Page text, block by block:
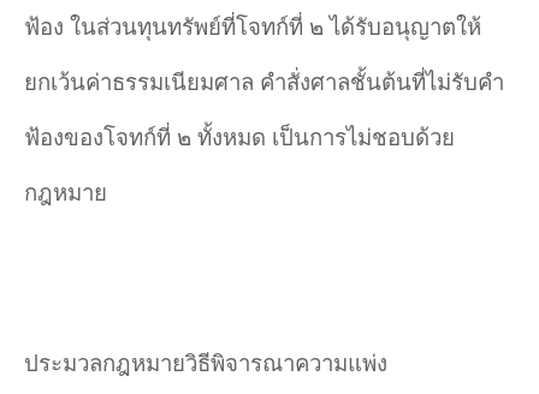
ฟ้อง ในส่วนทุนทรัพย์ที่โจทก์ที่ ๒ ได้รับอนุญาตให้
ยกเว้นค่าธรรมเนียมศาล คำสั่งศาลชั้นต้นที่ไม่รับคำ
ฟ้องของโจทก์ที่ ๒ ทั้งหมด เป็นการไม่ชอบด้วย
กฎหมาย
ประมวลกฎหมายวิธีพิจารณาความแพ่ง